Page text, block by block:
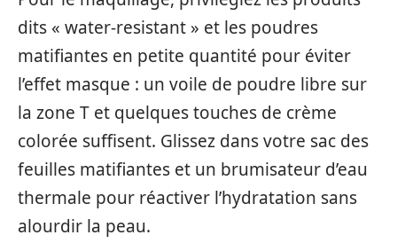
dits « water-resistant » et les poudres
matifiantes en petite quantité pour éviter
l’effet masque : un voile de poudre libre sur
la zone T et quelques touches de crème
colorée suffisent. Glissez dans votre sac des
feuilles matifiantes et un brumisateur d’eau
thermale pour réactiver l’hydratation sans
alourdir la peau.